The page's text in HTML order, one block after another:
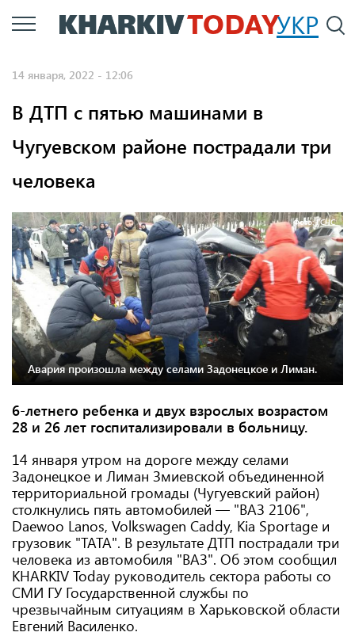
Перейти
к
УКР
14 января, 2022 - 12:06
В ДТП с пятью машинами в
Чугуевском районе пострадали три
человека
Фото: ГСЧС
Авария произошла между селами Задонецкое и Лиман.
6-летнего ребенка и двух взрослых возрастом
28 и 26 лет госпитализировали в больницу.
14 января утром на дороге между селами
Задонецкое и Лиман Змиевской объединенной
территориальной громады (Чугуевский район)
столкнулись пять автомобилей — "ВАЗ 2106",
Daewoo Lanos, Volkswagen Caddy, Kia Sportage и
грузовик "ТАТА". В результате ДТП пострадали три
человека из автомобиля "ВАЗ". Об этом сообщил
KHARKIV Today руководитель сектора работы со
СМИ ГУ Государственной службы по
чрезвычайным ситуациям в Харьковской области
Евгений Василенко.